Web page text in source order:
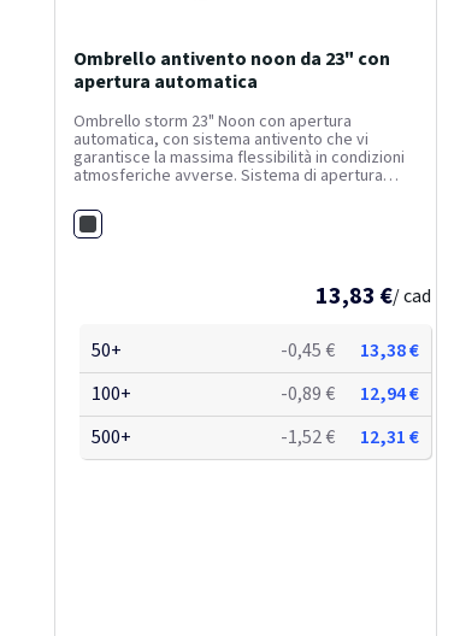
Ombrello antivento noon da 23" con
apertura automatica
Ombrello storm 23" Noon con apertura
automatica, con sistema antivento che vi
garantisce la massima flessibilità in condizioni
atmosferiche avverse. Sistema di apertura
vetro. Manico con finitura gommata. Pouch inclusa.
Nero
13,83 €/ cad
50+ -0,45 €
13,38 €
100+
-0,89 €
12,94 €
500+
-1,52 € 12,31 €